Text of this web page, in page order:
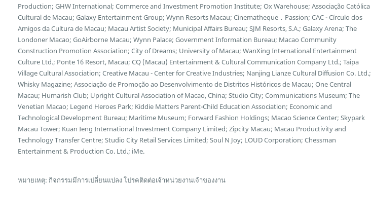
Production; GHW International; Commerce and Investment Promotion Institute; Ox Warehouse; Associação Católica
Cultural de Macau; Galaxy Entertainment Group; Wynn Resorts Macau; Cinematheque．Passion; CAC - Círculo dos
Amigos da Cultura de Macau; Macau Artist Society; Municipal Affairs Bureau; SJM Resorts, S.A.; Galaxy Arena; The
Londoner Macao; GoAirborne Macau; Wynn Palace; Government Information Bureau; Macao Community
Construction Promotion Association; City of Dreams; University of Macau; WanXing International Entertainment
Culture Ltd.; Ponte 16 Resort, Macau; CQ (Macau) Entertainment & Cultural Communication Company Ltd.; Taipa
Village Cultural Association; Creative Macau - Center for Creative Industries; Nanjing Lianze Cultural Diffusion Co. Ltd.;
Whisky Magazine; Associação de Promoção ao Desenvolvimento de Distritos Históricos de Macau; One Central
Macau; Humarish Club; Upright Cultural Association of Macao, China; Studio City; Communications Museum; The
Venetian Macao; Legend Heroes Park; Kiddie Matters Parent-Child Education Association; Economic and
Technological Development Bureau; Maritime Museum; Forward Fashion Holdings; Macao Science Center; Skypark
Macau Tower; Kuan Ieng International Investment Company Limited; Zipcity Macau; Macau Productivity and
Technology Transfer Centre; Studio City Retail Services Limited; Soul N Joy; LOUD Corporation; Chessman
Entertainment & Production Co. Ltd.; iMe.
หมายเหตุ: กิจกรรมมีการเปลี่ยนแปลง โปรคติดต่อเจ้าหน่วยงานเจ้าของงาน